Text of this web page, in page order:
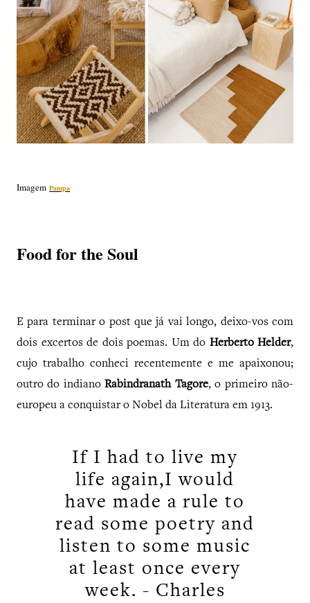
Imagem Pampa
Food for the Soul
E para terminar o post que já vai longo, deixo-vos com
dois excertos de dois poemas. Um do Herberto Helder,
cujo trabalho conheci recentemente e me apaixonou;
outro do indianoRabindranath Tagore, o primeiro não-
europeu a conquistar o Nobel da Literatura em 1913.
If I had to live my
life again,I would
have made a rule to
read some poetry and
listen to some music
at least once every
week. - Charles